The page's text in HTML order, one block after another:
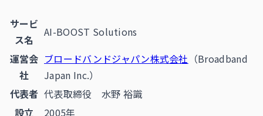
サービ
ス名
AI-BOOST Solutions
運営会
社
ブロードバンドジャパン株式会社 （Broadband
Japan Inc.）
代表者 代表取締役 水野 裕識
設立
2005年